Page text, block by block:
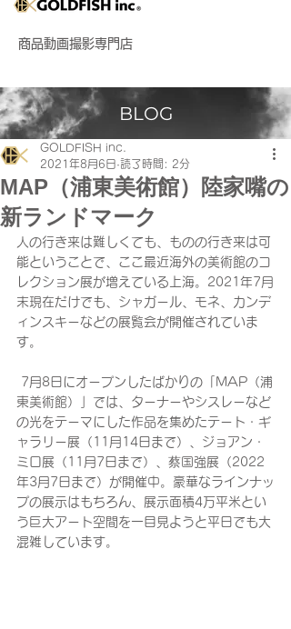
商品動画撮影専門店
BLOG
MAP（浦東美術館）陸家嘴の
新ランドマーク
GOLDFISH inc.
2021年8月6日 読了時間: 2分
人の行き来は難しくても、ものの行き来は可
能ということで、ここ最近海外の美術館のコ
レクション展が増えている上海。2021年7月
末現在だけでも、シャガール、モネ、カンデ
ィンスキーなどの展覧会が開催されていま
す。
東美術館）」では、ターナーやシスレーなど
の光をテーマにした作品を集めたテート・ギ
ャラリー展（11月14日まで）、ジョアン・
ミロ展（11月7日まで）、蔡国強展（2022
年3月7日まで）が開催中。豪華なラインナッ
プの展示はもちろん、展示面積4万平米とい
う巨大アート空間を一目見ようと平日でも大
混雑しています。